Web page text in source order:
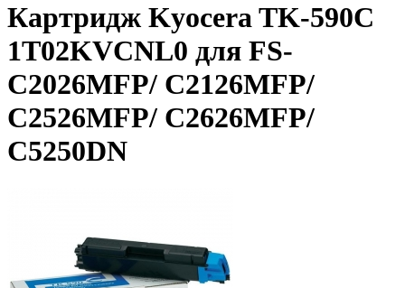
Картридж Kyocera TK-590C
1T02KVCNL0 для FS-
C2026MFP/ C2126MFP/
C2526MFP/ C2626MFP/
C5250DN